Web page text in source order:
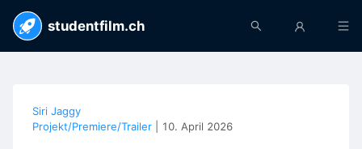
studentfilm.ch
Siri Jaggy
Projekt/Premiere/Trailer
10. April 2026